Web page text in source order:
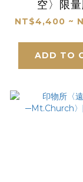
空〉限
NT$4,400 ~
ADD TO